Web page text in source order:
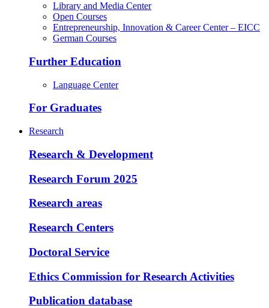
Library and Media Center
Open Courses
Entrepreneurship, Innovation & Career Center – EICC
German Courses
Further Education
Language Center
For Graduates
Research
Research & Development
Research Forum 2025
Research areas
Research Centers
Doctoral Service
Ethics Commission for Research Activities
Publication database